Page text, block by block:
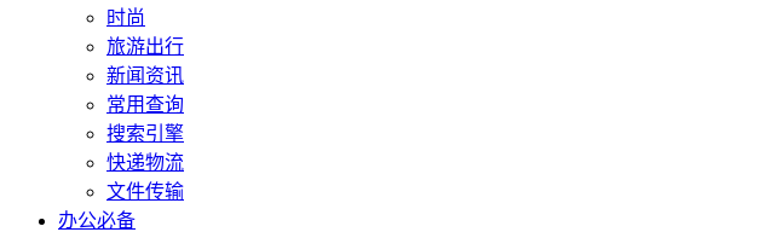
时尚
旅游出行
新闻资讯
常用查询
搜索引擎
快递物流
文件传输
办公必备